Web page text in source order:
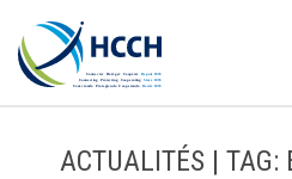
ACTUALITÉS | TAG: